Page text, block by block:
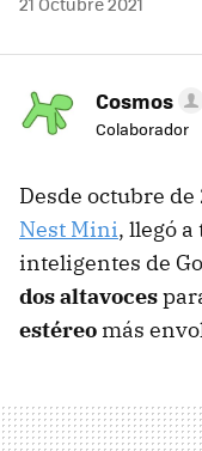
Cosmos
Colaborador
Desde octubre
Nest Mini, llegó
inteligentes de
dos altavoces
estéreo más